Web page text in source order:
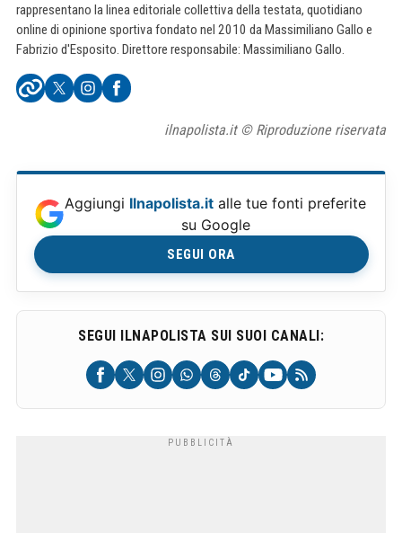
rappresentano la linea editoriale collettiva della testata, quotidiano
online di opinione sportiva fondato nel 2010 da Massimiliano Gallo e
Fabrizio d'Esposito. Direttore responsabile: Massimiliano Gallo.
ilnapolista.it © Riproduzione riservata
Aggiungi Ilnapolista.it alle tue fonti preferite
su Google
SEGUI ORA
SEGUI ILNAPOLISTA SUI SUOI CANALI: